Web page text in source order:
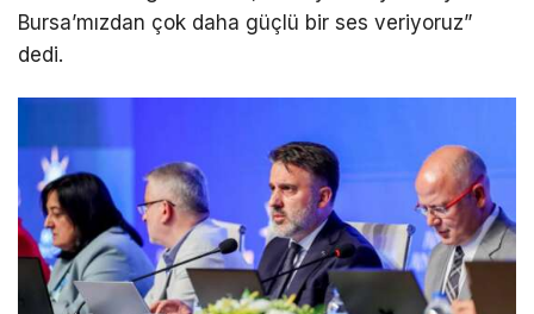
Bursa’mızdan çok daha güçlü bir ses veriyoruz”
dedi.